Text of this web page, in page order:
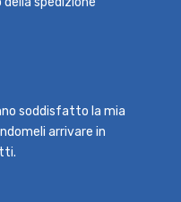
soddisfatto la mia
arrivare in